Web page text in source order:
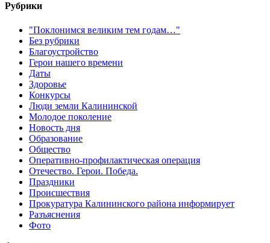
Рубрики
"Поклонимся великим тем годам…"
Без рубрики
Благоустройство
Герои нашего времени
Даты
Здоровье
Конкурсы
Люди земли Калининской
Молодое поколение
Новость дня
Образование
Общество
Оперативно-профилактическая операция
Отечество. Герои. Победа.
Праздники
Происшествия
Прокуратура Калининского района информирует
Разъяснения
Фото